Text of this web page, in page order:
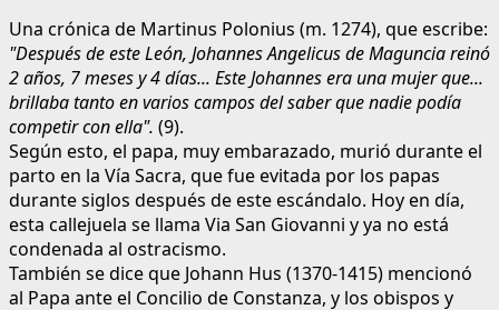
Una crónica de Martinus Polonius (m. 1274), que escribe:
"Después de este León, Johannes Angelicus de Maguncia reinó
2 años, 7 meses y 4 días... Este Johannes era una mujer que...
brillaba tanto en varios campos del saber que nadie podía
competir con ella". (9).
Según esto, el papa, muy embarazado, murió durante el
parto en la Vía Sacra, que fue evitada por los papas
durante siglos después de este escándalo. Hoy en día,
esta callejuela se llama Via San Giovanni y ya no está
condenada al ostracismo.
También se dice que Johann Hus (1370-1415) mencionó
al Papa ante el Concilio de Constanza, y los obispos y